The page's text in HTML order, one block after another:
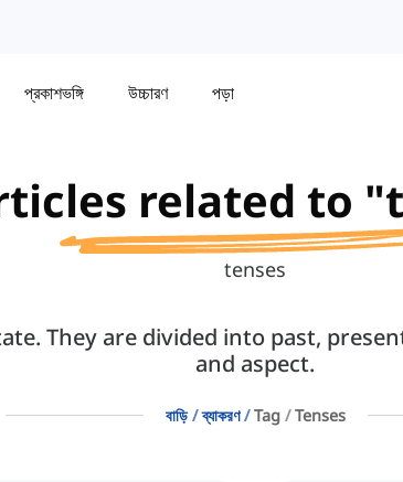
প্রকাশভঙ্গি উচ্চারণ পড়া
related to
tenses
They are divided into past,
and aspect.
বাড়ি ব্যাকরণ Tag Tenses